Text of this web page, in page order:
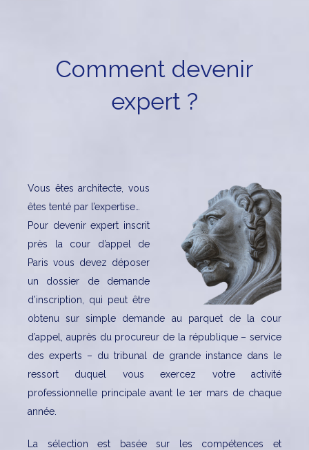
Comment devenir
expert ?
Vous êtes architecte, vous
êtes tenté par l’expertise…
Pour devenir expert inscrit
près la cour d’appel de
Paris vous devez déposer
un dossier de demande
d’inscription, qui peut être
obtenu sur simple demande au parquet de la cour
d’appel, auprès du procureur de la république – service
des experts – du tribunal de grande instance dans le
ressort duquel vous exercez votre activité
professionnelle principale avant le 1er mars de chaque
année.
La sélection est basée sur les compétences et